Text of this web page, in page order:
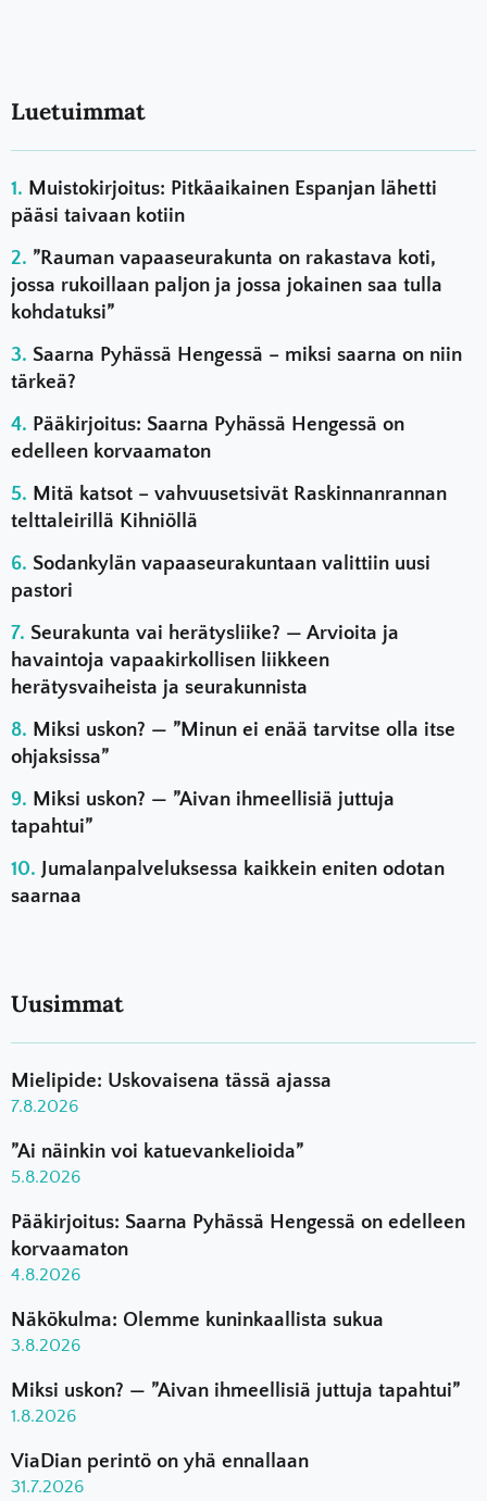
Luetuimmat
Muistokirjoitus: Pitkäaikainen Espanjan lähetti
pääsi taivaan kotiin
”Rauman vapaaseurakunta on rakastava koti,
jossa rukoillaan paljon ja jossa jokainen saa tulla
kohdatuksi”
Saarna Pyhässä Hengessä – miksi saarna on niin
tärkeä?
Pääkirjoitus: Saarna Pyhässä Hengessä on
edelleen korvaamaton
Mitä katsot – vahvuusetsivät Raskinnanrannan
telttaleirillä Kihniöllä
Sodankylän vapaaseurakuntaan valittiin uusi
pastori
Seurakunta vai herätysliike? — Arvioita ja
havaintoja vapaakirkollisen liikkeen
herätysvaiheista ja seurakunnista
Miksi uskon? — ”Minun ei enää tarvitse olla itse
ohjaksissa”
Miksi uskon? — ”Aivan ihmeellisiä juttuja
tapahtui”
Jumalanpalveluksessa kaikkein eniten odotan
saarnaa
Uusimmat
Mielipide: Uskovaisena tässä ajassa
7.8.2026
”Ai näinkin voi katuevankelioida”
5.8.2026
Pääkirjoitus: Saarna Pyhässä Hengessä on edelleen
korvaamaton
4.8.2026
Näkökulma: Olemme kuninkaallista sukua
3.8.2026
Miksi uskon? — ”Aivan ihmeellisiä juttuja tapahtui”
1.8.2026
ViaDian perintö on yhä ennallaan
31.7.2026